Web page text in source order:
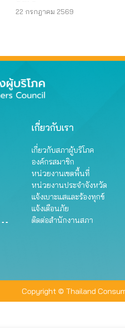
22 กรกฎาคม 2569
เกี่ยวกับเรา
เกี่ยวกับสภาผู้บริโภค
องค์กรสมาชิก
หน่วยงานเขตพื้นที่
หน่วยงานประจำจังหวัด
แจ้งเบาะแสและร้องทุกข์
แจ้งเตือนภัย
ติดต่อสำนักงานสภา
Copyright © Thailand